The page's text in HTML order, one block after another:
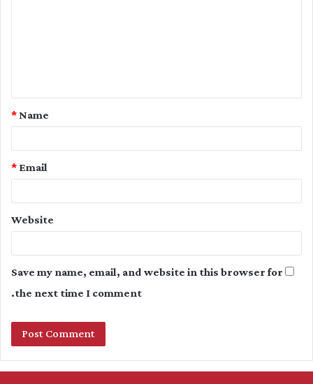
t
Name
*
Email
*
Website
Save my name, email, and website in this browser for
the next time I comment.